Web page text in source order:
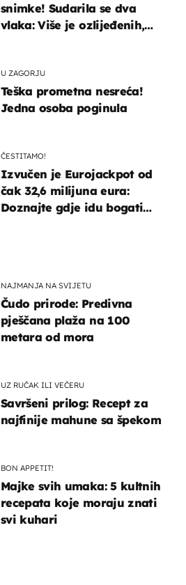
snimke! Sudarila se dva
vlaka: Više je ozlijeđenih,
U ZAGORJU
Teška prometna nesreća!
Jedna osoba poginula
ČESTITAMO!
Izvučen je Eurojackpot od
čak 32,6 milijuna eura:
Doznajte gdje idu bogati
NAJMANJA NA SVIJETU
Čudo prirode: Predivna
pješčana plaža na 100
metara od mora
UZ RUČAK ILI VEČERU
Savršeni prilog: Recept za
najfinije mahune sa špekom
BON APPETIT!
Majke svih umaka: 5 kultnih
recepata koje moraju znati
svi kuhari